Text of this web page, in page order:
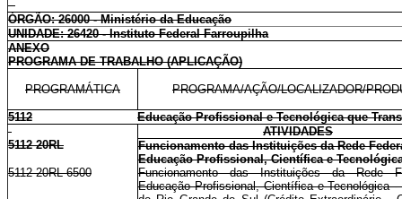
ÓRGÃO: 26000 - Ministério da Educação
UNIDADE: 26420 - Instituto Federal Farroupilha
ANEXO
PROGRAMA DE TRABALHO (APLICAÇÃO)
PROGRAMÁTICA PROGRAMA/AÇÃO/LOCALIZADOR/
5112
Educação Profissional e Tecnológica que
ATIVIDADES
5112 20RL
Funcionamento das Instituições da Rede
Educação Profissional, Científica e
5112 20RL 6500
Funcionamento das Instituições da Rede
Educação Profissional, Científica e Tecnológica -